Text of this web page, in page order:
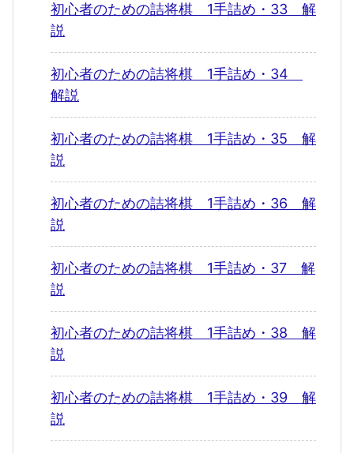
初心者のための詰将棋 1手詰め・33 解
説
初心者のための詰将棋 1手詰め・34
解説
初心者のための詰将棋 1手詰め・35 解
説
初心者のための詰将棋 1手詰め・36 解
説
初心者のための詰将棋 1手詰め・37 解
説
初心者のための詰将棋 1手詰め・38 解
説
初心者のための詰将棋 1手詰め・39 解
説